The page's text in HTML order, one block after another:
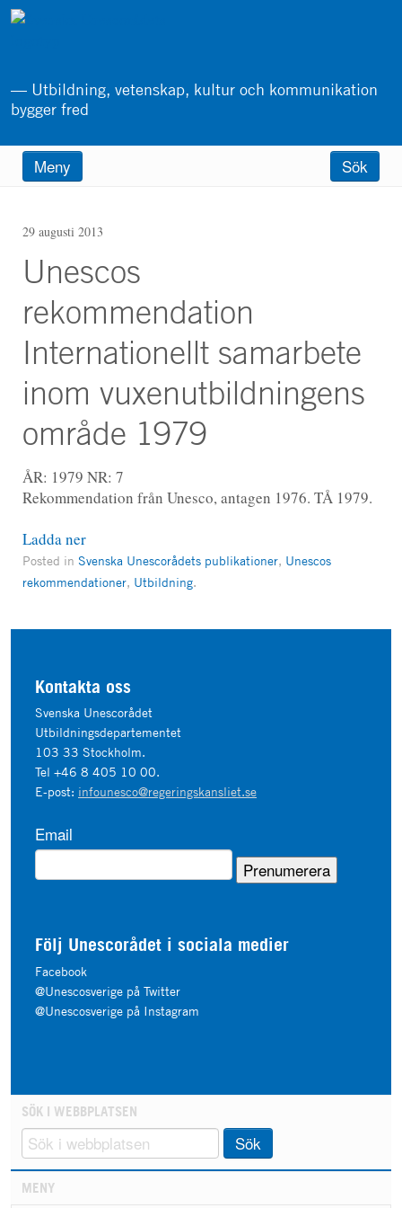
Hoppa
till
— Utbildning, vetenskap, kultur och kommunikation
bygger fred
Main
menuMeny Sök
29 augusti 2013
Unescos
rekommendation
Internationellt samarbete
inom vuxenutbildningens
område 1979
ÅR: 1979 NR: 7
Rekommendation från Unesco, antagen 1976. TÅ 1979.
Ladda ner
Posted in Svenska Unescorådets publikationer, Unescos
rekommendationer, Utbildning.
Kontakta oss
Svenska Unescorådet
Utbildningsdepartementet
103 33 Stockholm.
Tel +46 8 405 10 00.
E-post: infounesco@regeringskansliet.se
Email
Följ Unescorådet i sociala medier
Facebook
@Unescosverige på Twitter
@Unescosverige på Instagram
SÖK I WEBBPLATSEN
Sök
MENY